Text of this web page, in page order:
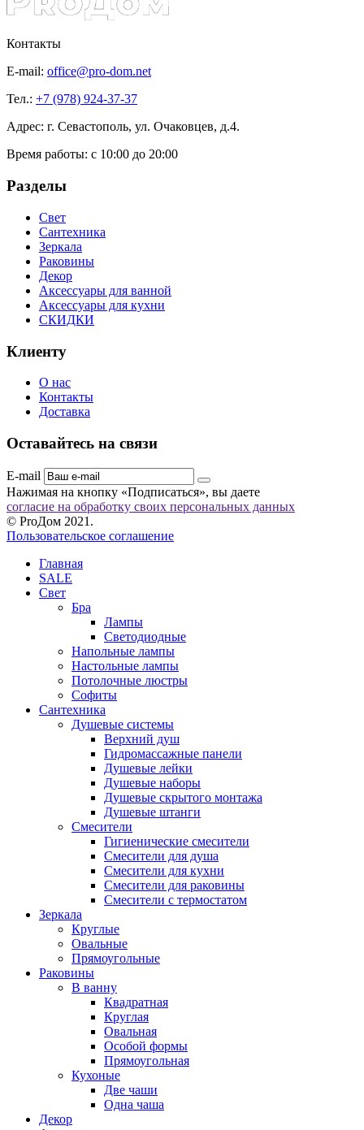
Контакты
E-mail: office@pro-dom.net
Тел.: +7 (978) 924-37-37
Адрес: г. Севастополь, ул. Очаковцев, д.4.
Время работы: с 10:00 до 20:00
Разделы
Свет
Сантехника
Зеркала
Раковины
Декор
Аксессуары для ванной
Аксессуары для кухни
СКИДКИ
Клиенту
О нас
Контакты
Доставка
Оставайтесь на связи
E-mail
Нажимая на кнопку «Подписаться», вы даете
согласие на обработку своих персональных данных
© ProДом 2021.
Пользовательское соглашение
Главная
SALE
Свет
Бра
Лампы
Светодиодные
Напольные лампы
Настольные лампы
Потолочные люстры
Софиты
Сантехника
Душевые системы
Верхний душ
Гидромассажные панели
Душевые лейки
Душевые наборы
Душевые скрытого монтажа
Душевые штанги
Смесители
Гигиенические смесители
Смесители для душа
Смесители для кухни
Смесители для раковины
Смесители с термостатом
Зеркала
Круглые
Овальные
Прямоугольные
Раковины
В ванну
Квадратная
Круглая
Овальная
Особой формы
Прямоугольная
Кухоные
Две чаши
Одна чаша
Декор